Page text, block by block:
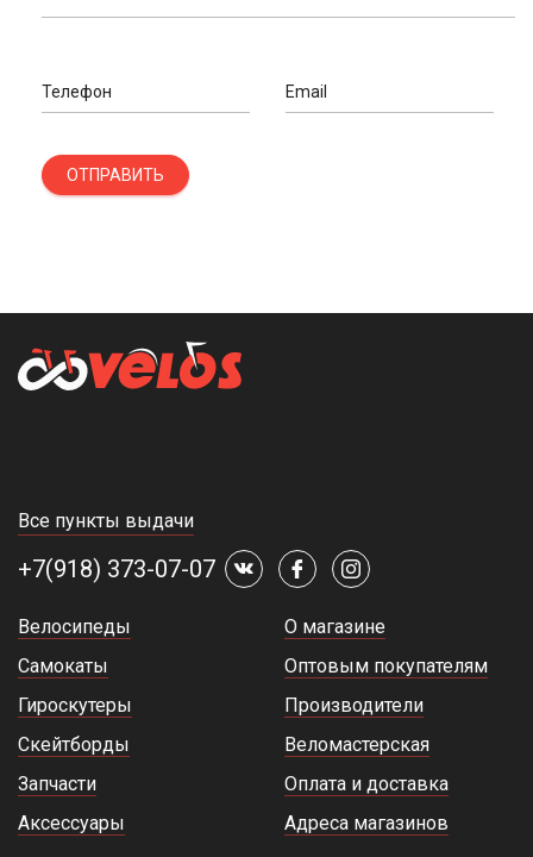
Телефон Email
ОТПРАВИТЬ
Все пункты выдачи
+7(918) 373-07-07
Велосипеды
Самокаты
Гироскутеры
Скейтборды
Запчасти
Аксессуары
О магазине
Оптовым покупателям
Производители
Веломастерская
Оплата и доставка
Адреса магазинов